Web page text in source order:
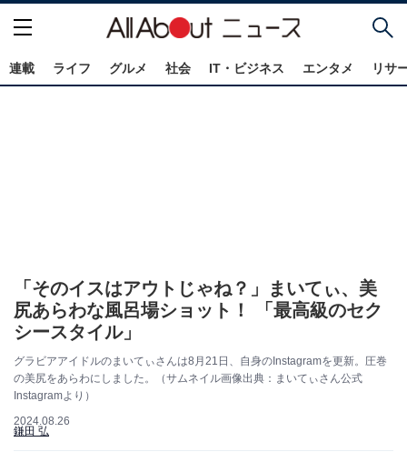
連載 ライフ グルメ 社会 IT・ビジネス エンタメ リサ
「そのイスはアウトじゃね？」まいてぃ、美
尻あらわな風呂場ショット！ 「最高級のセク
シースタイル」
グラビアアイドルのまいてぃさんは8月21日、自身のInstagramを更新。圧巻
の美尻をあらわにしました。（サムネイル画像出典：まいてぃさん公式
Instagramより）
2024.08.26
鎌田 弘